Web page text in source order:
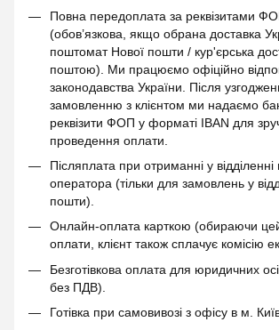
Повна передоплата за реквізитами
(обов’язкова, якщо обрана доставка
поштомат Нової пошти / кур'єрська
поштою). Ми працюємо офіційно
законодавства України. Після
замовленню з клієнтом ми надаємо
реквізити ФОП у форматі IBAN для
проведення оплати.
Післяплата при отриманні у
оператора (тільки для замовлень у
пошти).
Онлайн-оплата карткою (обираючи
оплати, клієнт також сплачує комісію
Безготівкова оплата для юридичних
без ПДВ).
Готівка при самовивозі з офісу в м.